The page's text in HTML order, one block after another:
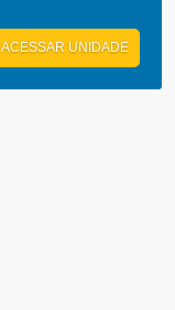
ACESSAR UNIDADE